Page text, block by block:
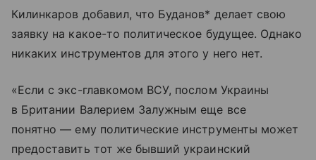
Килинкаров добавил, что Буданов* делает свою
заявку на какое-то политическое будущее. Однако
никаких инструментов для этого у него нет.
«Если с экс-главкомом ВСУ, послом Украины
в Британии Валерием Залужным еще все
понятно — ему политические инструменты может
предоставить тот же бывший украинский